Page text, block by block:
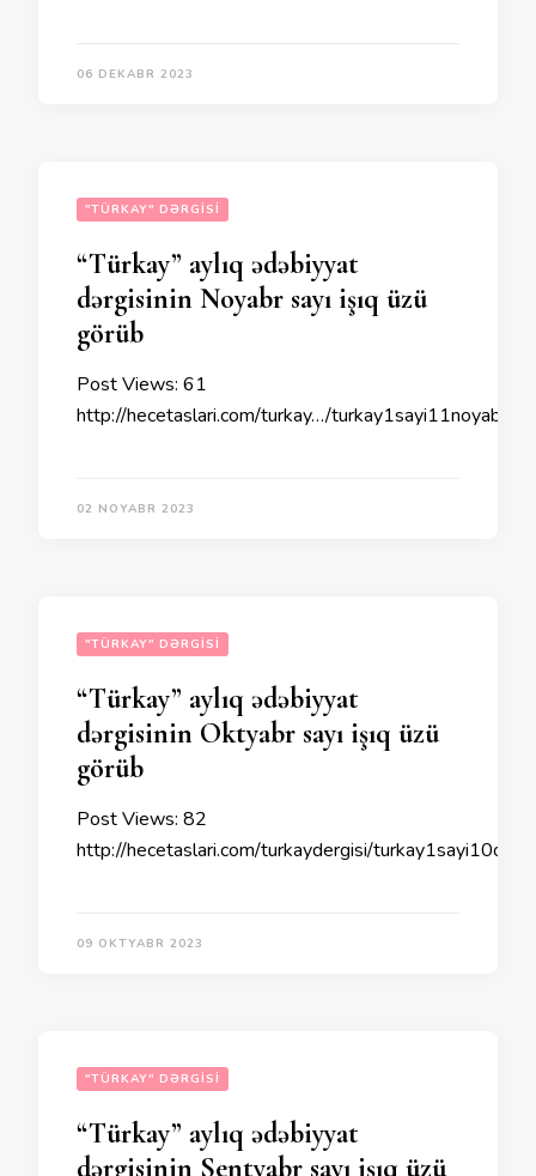
06 DEKABR 2023
"TÜRKAY" DƏRGISI
“Türkay” aylıq ədəbiyyat
dərgisinin Noyabr sayı işıq üzü
görüb
Post Views: 61
http://hecetaslari.com/turkay…/
02 NOYABR 2023
"TÜRKAY" DƏRGISI
“Türkay” aylıq ədəbiyyat
dərgisinin Oktyabr sayı işıq üzü
görüb
Post Views: 82
http://hecetaslari.com/turkaydergisi/
09 OKTYABR 2023
"TÜRKAY" DƏRGISI
“Türkay” aylıq ədəbiyyat
dərgisinin Sentyabr sayı işıq üzü